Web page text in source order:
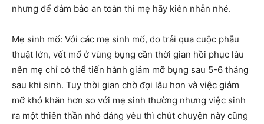
nhưng để đảm bảo an toàn thì mẹ hãy kiên nhẫn nhé.
Mẹ sinh mổ: Với các mẹ sinh mổ, do trải qua cuộc phẫu
thuật lớn, vết mổ ở vùng bụng cần thời gian hồi phục lâu
nên mẹ chỉ có thể tiến hành giảm mỡ bụng sau 5-6 tháng
sau khi sinh. Tuy thời gian chờ đợi lâu hơn và việc giảm
mỡ khó khăn hơn so với mẹ sinh thường nhưng việc sinh
ra một thiên thần nhỏ đáng yêu thì chút chuyện này cũng